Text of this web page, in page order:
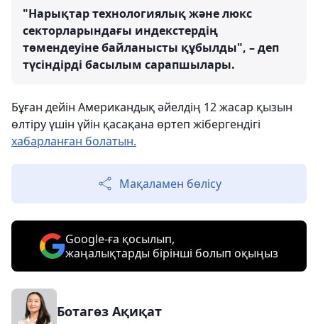
"Нарықтар технологиялық және люкс
секторларындағы индекстердің
төмендеуіне байланысты құбылды", – деп
түсіндірді басылым сарапшылары.
Бұған дейін Американдық әйелдің 12 жасар қызын
өлтіру үшін үйін қасақана өртеп жібергендігі
хабарланған болатын.
Мақаламен бөлісу
Google-ға қосылып,
жаңалықтарды бірінші болып оқыңыз
Ботагөз Ақиқат